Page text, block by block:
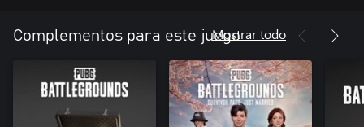
Complementos para este juegoMostrar todo